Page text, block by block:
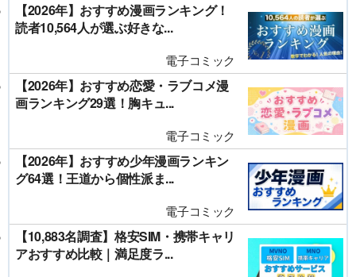
【2026年】おすすめ漫画ランキング！
読者10,564人が選ぶ好きな...
電子コミック
【2026年】おすすめ恋愛・ラブコメ漫
画ランキング29選！胸キュ...
電子コミック
【2026年】おすすめ少年漫画ランキン
グ64選！王道から個性派ま...
電子コミック
【10,883名調査】格安SIM・携帯キャリ
アおすすめ比較｜満足度ラ...